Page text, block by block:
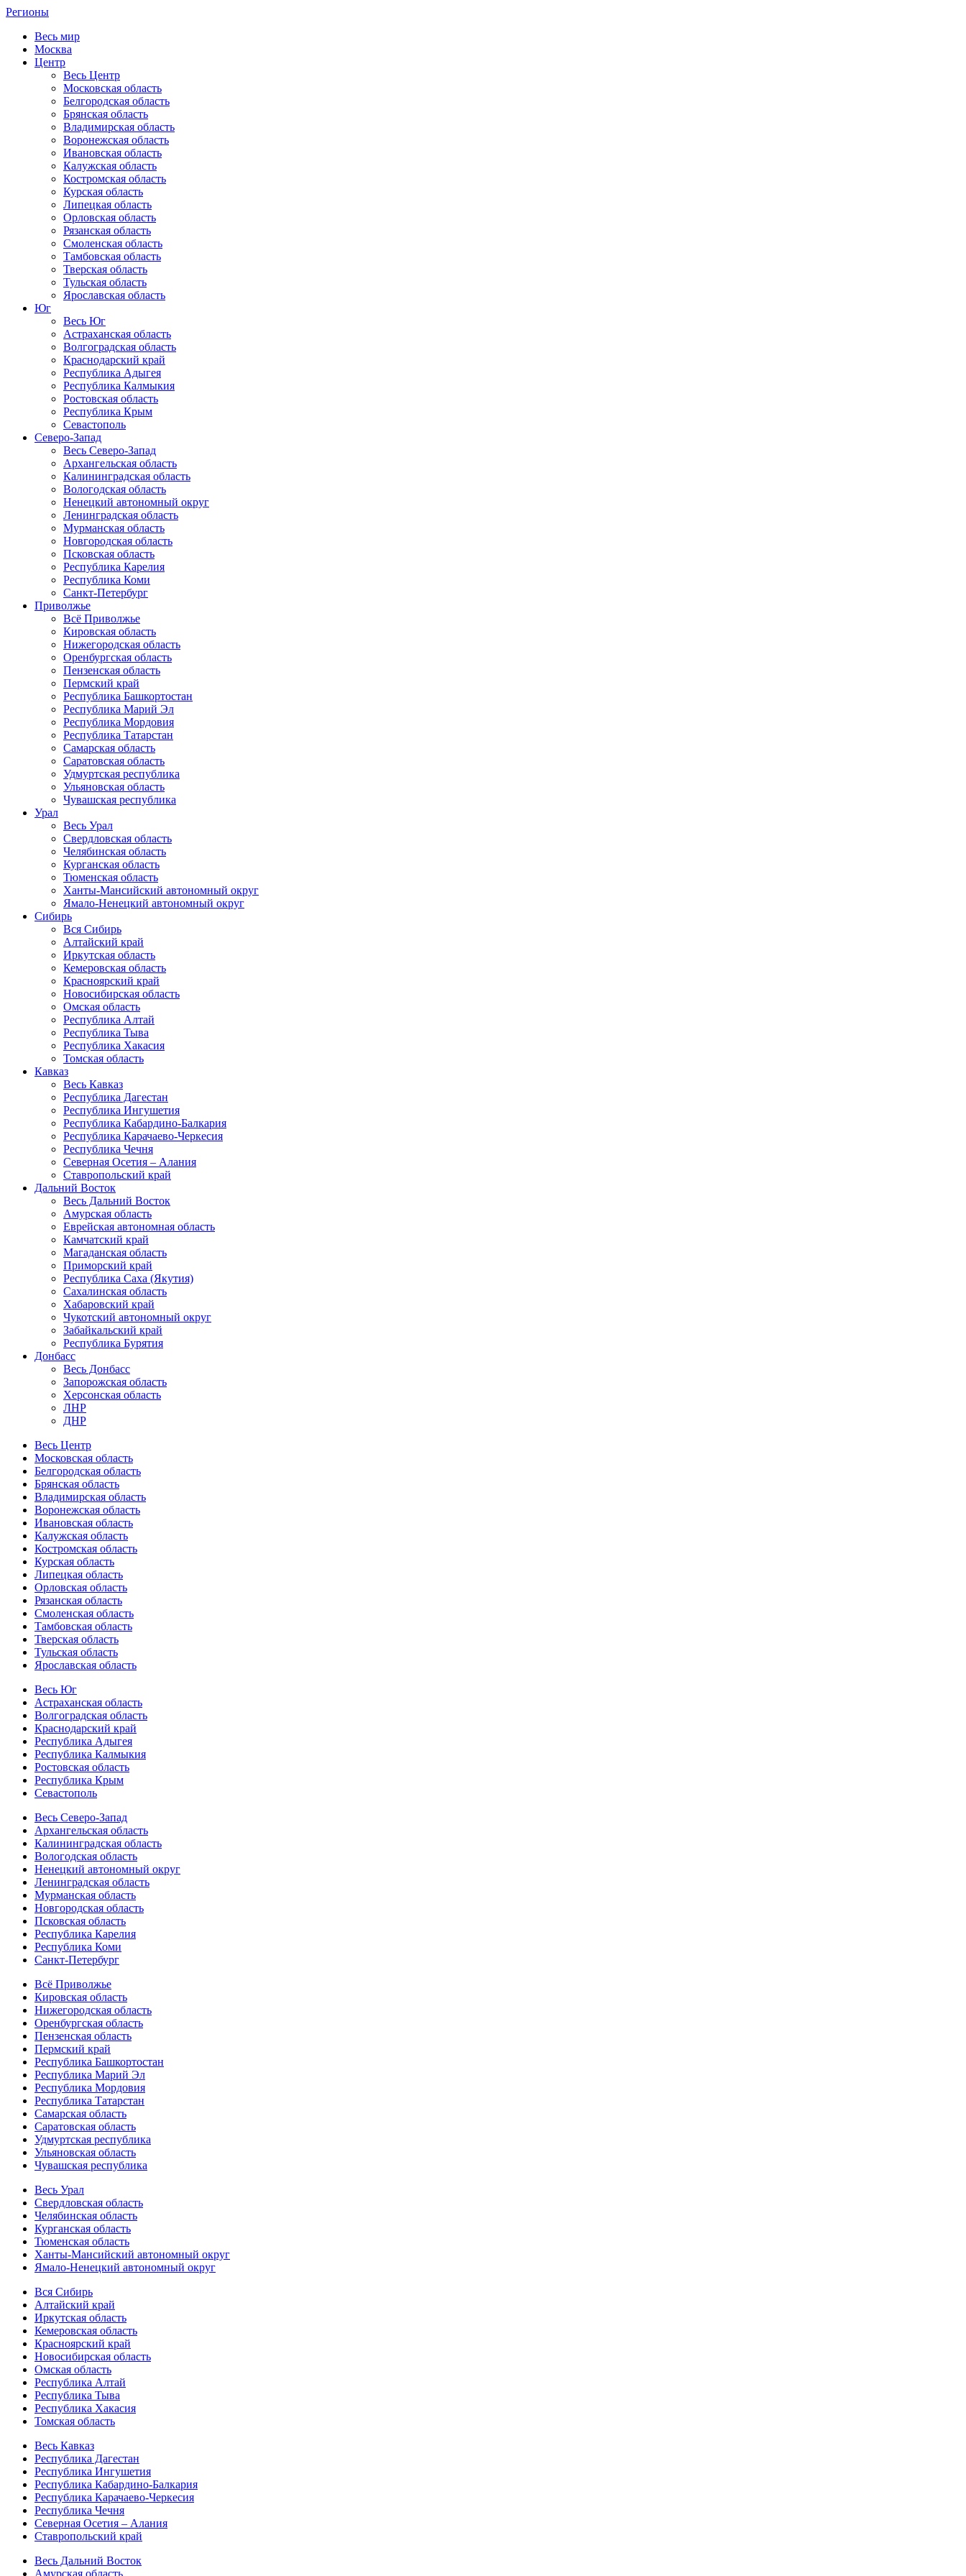
Регионы
Весь мир
Москва
Центр
Весь Центр
Московская область
Белгородская область
Брянская область
Владимирская область
Воронежская область
Ивановская область
Калужская область
Костромская область
Курская область
Липецкая область
Орловская область
Рязанская область
Смоленская область
Тамбовская область
Тверская область
Тульская область
Ярославская область
Юг
Весь Юг
Астраханская область
Волгоградская область
Краснодарский край
Республика Адыгея
Республика Калмыкия
Ростовская область
Республика Крым
Севастополь
Северо-Запад
Весь Северо-Запад
Архангельская область
Калининградская область
Вологодская область
Ненецкий автономный округ
Ленинградская область
Мурманская область
Новгородская область
Псковская область
Республика Карелия
Республика Коми
Санкт-Петербург
Приволжье
Всё Приволжье
Кировская область
Нижегородская область
Оренбургская область
Пензенская область
Пермский край
Республика Башкортостан
Республика Марий Эл
Республика Мордовия
Республика Татарстан
Самарская область
Саратовская область
Удмуртская республика
Ульяновская область
Чувашская республика
Урал
Весь Урал
Свердловская область
Челябинская область
Курганская область
Тюменская область
Ханты-Мансийский автономный округ
Ямало-Ненецкий автономный округ
Сибирь
Вся Сибирь
Алтайский край
Иркутская область
Кемеровская область
Красноярский край
Новосибирская область
Омская область
Республика Алтай
Республика Тыва
Республика Хакасия
Томская область
Кавказ
Весь Кавказ
Республика Дагестан
Республика Ингушетия
Республика Кабардино-Балкария
Республика Карачаево-Черкесия
Республика Чечня
Северная Осетия – Алания
Ставропольский край
Дальний Восток
Весь Дальний Восток
Амурская область
Еврейская автономная область
Камчатский край
Магаданская область
Приморский край
Республика Саха (Якутия)
Сахалинская область
Хабаровский край
Чукотский автономный округ
Забайкальский край
Республика Бурятия
Донбасс
Весь Донбасс
Запорожская область
Херсонская область
ЛНР
ДНР
Весь Центр
Московская область
Белгородская область
Брянская область
Владимирская область
Воронежская область
Ивановская область
Калужская область
Костромская область
Курская область
Липецкая область
Орловская область
Рязанская область
Смоленская область
Тамбовская область
Тверская область
Тульская область
Ярославская область
Весь Юг
Астраханская область
Волгоградская область
Краснодарский край
Республика Адыгея
Республика Калмыкия
Ростовская область
Республика Крым
Севастополь
Весь Северо-Запад
Архангельская область
Калининградская область
Вологодская область
Ненецкий автономный округ
Ленинградская область
Мурманская область
Новгородская область
Псковская область
Республика Карелия
Республика Коми
Санкт-Петербург
Всё Приволжье
Кировская область
Нижегородская область
Оренбургская область
Пензенская область
Пермский край
Республика Башкортостан
Республика Марий Эл
Республика Мордовия
Республика Татарстан
Самарская область
Саратовская область
Удмуртская республика
Ульяновская область
Чувашская республика
Весь Урал
Свердловская область
Челябинская область
Курганская область
Тюменская область
Ханты-Мансийский автономный округ
Ямало-Ненецкий автономный округ
Вся Сибирь
Алтайский край
Иркутская область
Кемеровская область
Красноярский край
Новосибирская область
Омская область
Республика Алтай
Республика Тыва
Республика Хакасия
Томская область
Весь Кавказ
Республика Дагестан
Республика Ингушетия
Республика Кабардино-Балкария
Республика Карачаево-Черкесия
Республика Чечня
Северная Осетия – Алания
Ставропольский край
Весь Дальний Восток
Амурская область